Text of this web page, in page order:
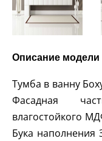
Описание модели
Тумба в ванну
Фасадная
влагостойкого
Бука наполнения